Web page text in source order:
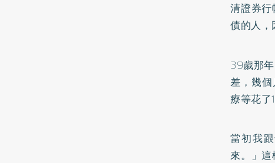
清證券
債的人，
39歲那
差，幾
療等花了
當初我
來。」